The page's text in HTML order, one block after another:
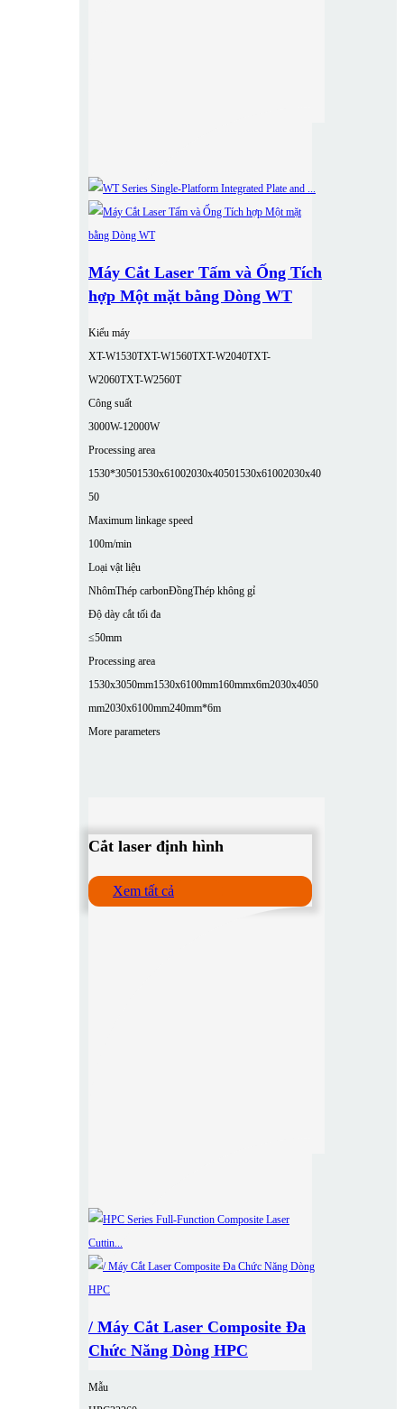
Máy Cắt Laser Tấm và Ống Tích
hợp Một mặt bằng Dòng WT
Kiểu máy
XT-W1530TXT-W1560TXT-W2040TXT-
W2060TXT-W2560T
Công suất
3000W-12000W
Processing area
1530*30501530x61002030x40501530x61002030x40
50
Maximum linkage speed
100m/min
Loại vật liệu
NhômThép carbonĐồngThép không gỉ
Độ dày cắt tối đa
≤50mm
Processing area
1530x3050mm1530x6100mm160mmx6m2030x4050
mm2030x6100mm240mm*6m
More parameters
Cắt laser định hình
Xem tất cả
/ Máy Cắt Laser Composite Đa
Chức Năng Dòng HPC
Mẫu